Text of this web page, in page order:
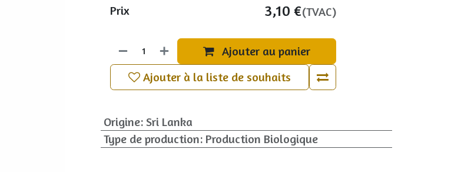
Ajouter au panier
Ajouter à la liste de souhaits
Prix 3,10 €(TVAC)
Origine: Sri Lanka
Type de production: Production Biologique